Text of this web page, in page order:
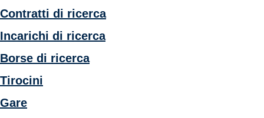
Contratti di ricerca
Incarichi di ricerca
Borse di ricerca
Tirocini
Gare